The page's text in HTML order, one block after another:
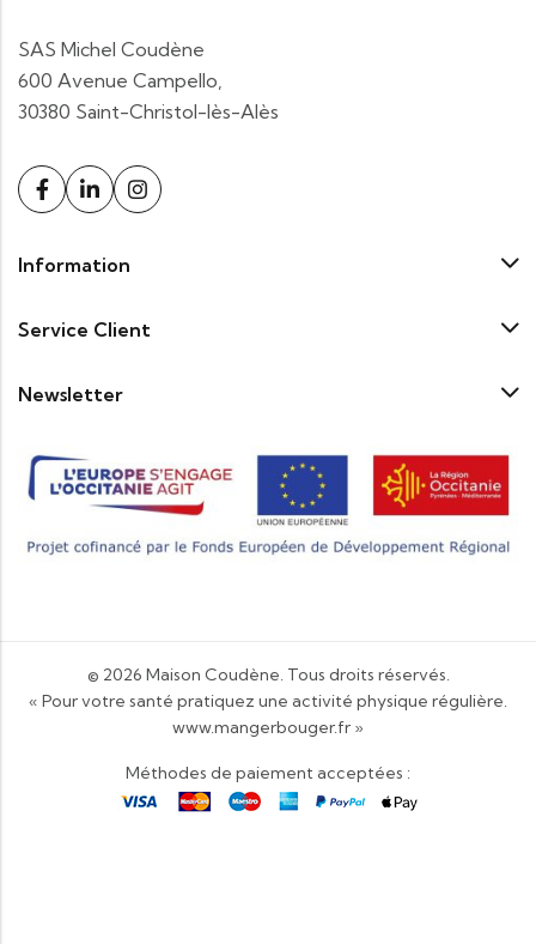
SAS Michel Coudène
600 Avenue Campello,
30380 Saint-Christol-lès-Alès
Information
Service Client
Newsletter
© 2026 Maison Coudène. Tous droits réservés.
« Pour votre santé pratiquez une activité physique régulière.
www.mangerbouger.fr »
Méthodes de paiement acceptées :